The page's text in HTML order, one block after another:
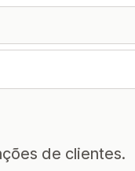
de clientes.